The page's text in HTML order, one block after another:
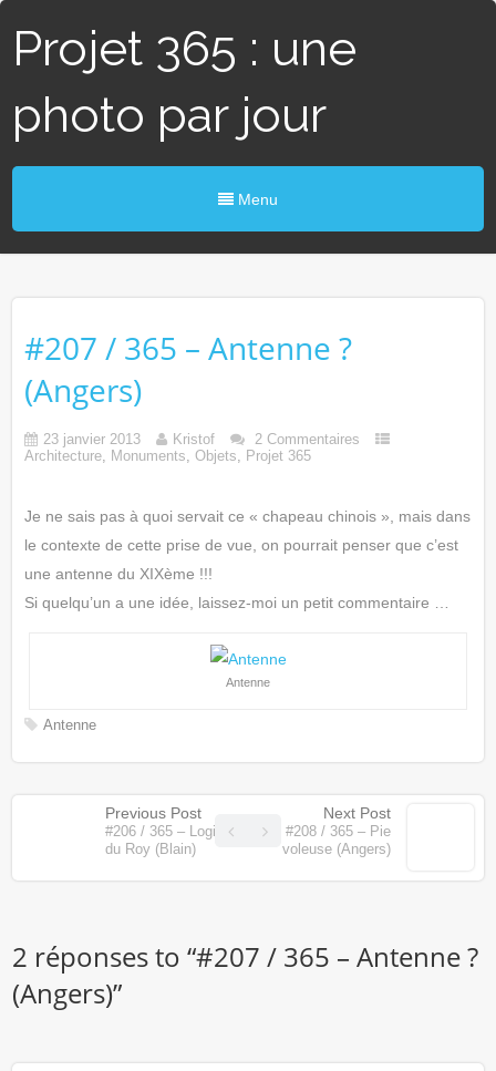
Projet 365 : une
photo par jour
Menu
#207 / 365 – Antenne ?
(Angers)
23 janvier 2013 Kristof
2 Commentaires
Architecture, Monuments, Objets, Projet 365
Je ne sais pas à quoi servait ce « chapeau chinois », mais dans
le contexte de cette prise de vue, on pourrait penser que c’est
une antenne du XIXème !!!
Si quelqu’un a une idée, laissez-moi un petit commentaire …
Antenne
Antenne
Previous Post
#206 / 365 – Logis
du Roy (Blain)
Next Post
#208 / 365 – Pie
voleuse (Angers)
2 réponses to “#207 / 365 – Antenne ?
(Angers)”